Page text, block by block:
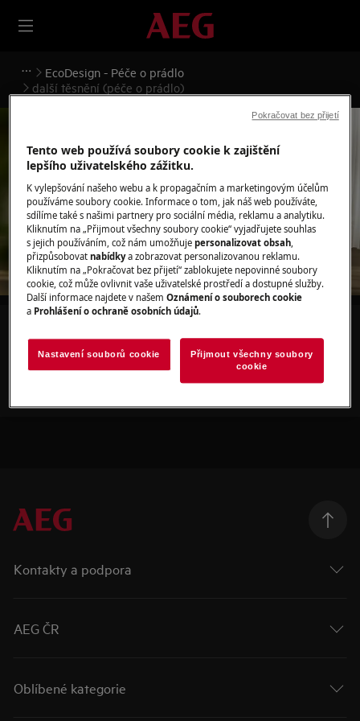
EcoDesign - Péče o prádlo
další těsnění (péče o prádlo)
Podpora pro další těsnění
(péče o prádlo)
Hledejte v našich podporných článcích
Kontakty a podpora
AEG ČR
Oblíbené kategorie
Tento web používá soubory cookie k zajištění
lepšího uživatelského zážitku.
K vylepšování našeho webu a k propagačním a marketingovým účelům
používáme soubory cookie. Informace o tom, jak náš web používáte,
sdílíme také s našimi partnery pro sociální média, reklamu a analytiku.
Kliknutím na „Přijmout všechny soubory cookie“ vyjadřujete souhlas
s jejich používáním, což nám umožňujepersonalizovat obsah
přizpůsobovatnabídkya zobrazovat personalizovanou reklamu.
Kliknutím na „Pokračovat bez přijetí“ zablokujete nepovinné soubory
cookie, což může ovlivnit vaše uživatelské prostředí a dostupné služby.
Další informace najdete v našemOznámení o souborech cookie
a Prohlášení o ochraně osobních údajů.
Nastavení souborů cookie
Přijmout všechny soubory
cookie
Pokračovat bez přijetí